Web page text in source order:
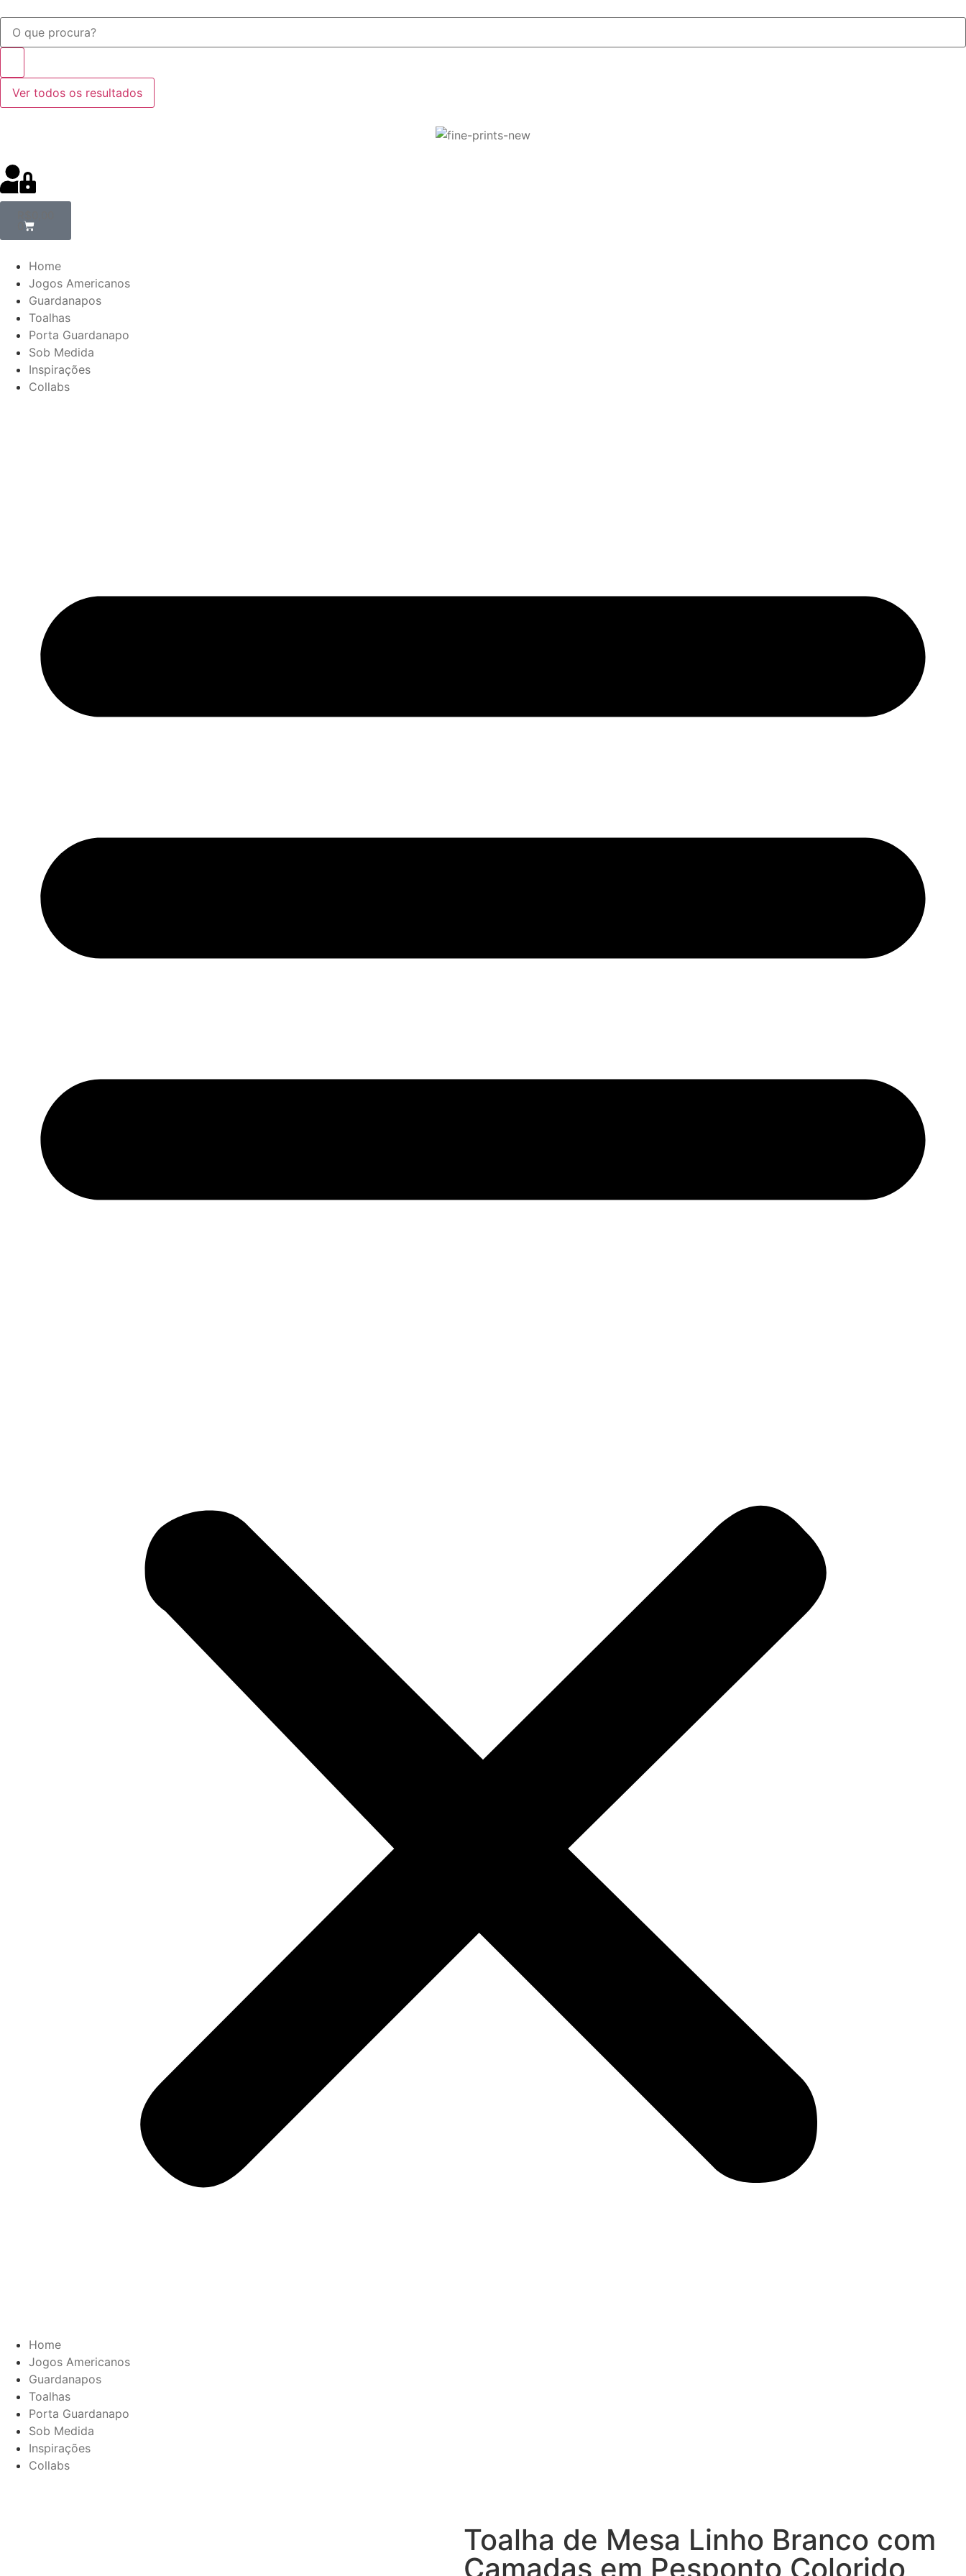
Ver todos os resultados
Home
Jogos Americanos
Guardanapos
Toalhas
Porta Guardanapo
Sob Medida
Inspirações
Collabs
Home
Jogos Americanos
Guardanapos
Toalhas
Porta Guardanapo
Sob Medida
Inspirações
Collabs
Toalha de Mesa Linho Branco com
Camadas em Pesponto Colorido